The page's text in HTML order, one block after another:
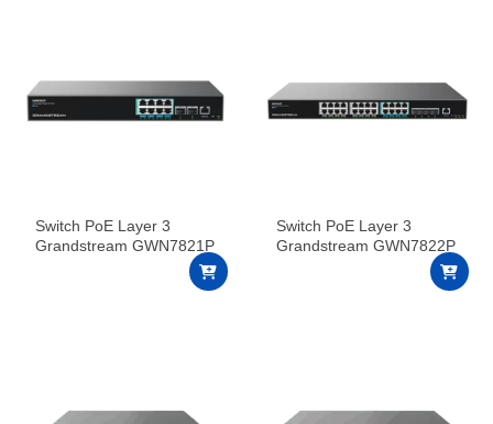
Switch PoE Layer 3
Grandstream GWN7821P
Switch PoE Layer 3
Grandstream GWN7822P
24 cổng 2.5GbE, 4 cổng